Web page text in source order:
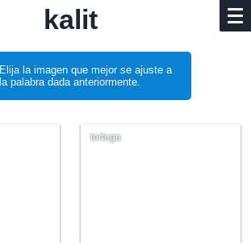
kalit
Elija la imagen que mejor se ajuste a
la palabra dada anteriormente.
tortuga